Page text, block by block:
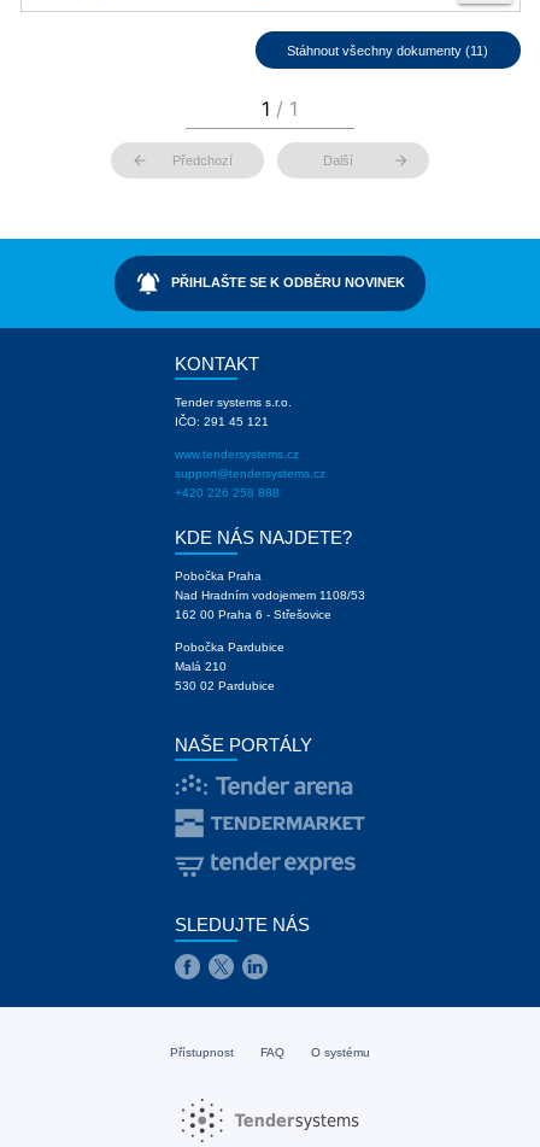
Stáhnout všechny dokumenty (11)
arrow_back Předchozí Další arrow_forward
notifications_active PŘIHLAŠTE SE K ODBĚRU NOVINEK
KONTAKT
Tender systems s.r.o.
IČO: 291 45 121
www.tendersystems.cz
support@tendersystems.cz
+420 226 258 888
KDE NÁS NAJDETE?
Pobočka Praha
Nad Hradním vodojemem 1108/53
162 00 Praha 6 - Střešovice
Pobočka Pardubice
Malá 210
530 02 Pardubice
NAŠE PORTÁLY
SLEDUJTE NÁS
Přístupnost FAQ O systému